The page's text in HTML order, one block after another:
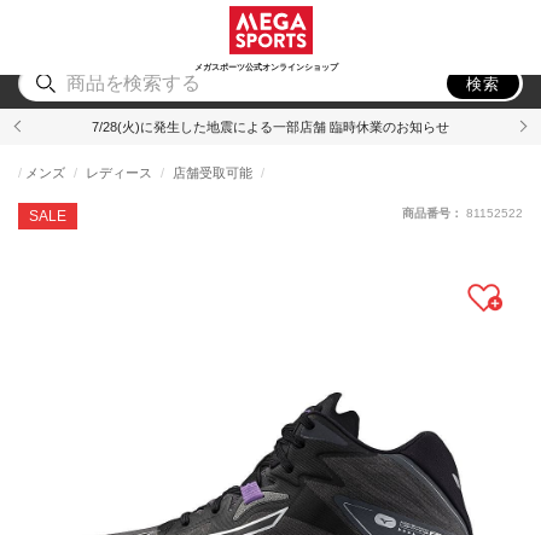
メガスポーツ公式オンラインショップ
アウトドア
検索
7/28(火)に発生した地震による一部店舗 臨時休業のお知らせ
SALE
メンズ レディース 店舗受取可能
商品番号： 81152522